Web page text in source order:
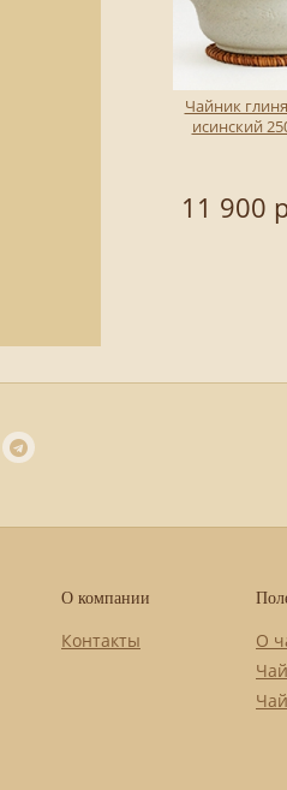
Чайник
исинский
11 900
О компании
Контакты
О